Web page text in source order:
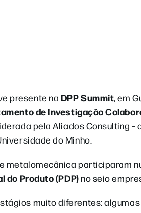
presente na DPP Summit, em
de Investigação
pela Aliados Consulting
do Minho.
metalomecânica participaram
do Produto (PDP)no seio
muito diferentes: